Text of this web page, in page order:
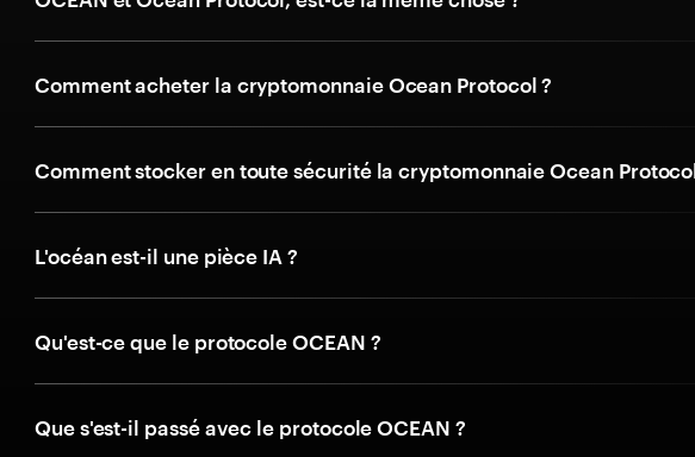
Comment acheter la cryptomonnaie Ocean Protocol ?
Comment stocker en toute sécurité la cryptomonnaie Ocean
L'océan est-il une pièce IA ?
Qu'est-ce que le protocole OCEAN ?
Que s'est-il passé avec le protocole OCEAN ?